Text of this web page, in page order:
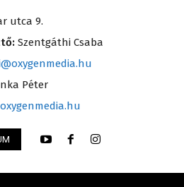
utca 9.
Szentgáthi Csaba
Péter